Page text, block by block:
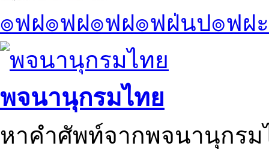
๏ฟฝ๏ฟฝ๏ฟฝ๏ฟฝ่นป๏ฟฝ
พจนานุกรมไทย
หาคำศัพท์จากพจนานุกรม